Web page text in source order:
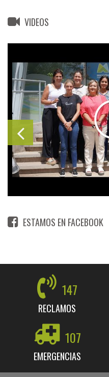
VIDEOS
ESTAMOS EN FACEBOOK
147
RECLAMOS
107
EMERGENCIAS